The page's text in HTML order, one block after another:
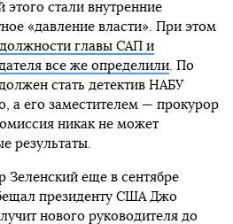
стали внутренние
«давление власти». При этом
главы САП и
все же определили. По
стать детектив НАБУ
а его заместителем — прокурор
никак не может
результаты.
Зеленский еще в сентябре
президенту США Джо
нового руководителя до